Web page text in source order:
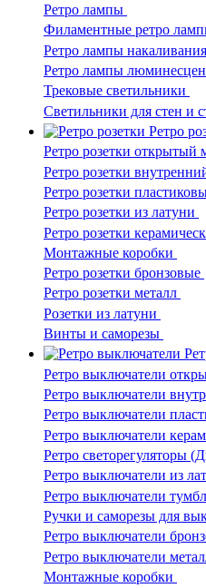
Ретро лампы
Филаментные ретро
Ретро лампы накаливания
Ретро лампы
Трековые светильники
Светильники для стен и
Ретро
Ретро розетки открытый
Ретро розетки
Ретро розетки
Ретро розетки из латуни
Ретро розетки
Монтажные коробки
Ретро розетки бронзовые
Ретро розетки металл
Розетки из латуни
Винты и саморезы
Ретро выключатели
Ретро выключатели
Ретро выключатели
Ретро выключатели
Ретро светорегуляторы
Ретро выключатели из
Ретро выключатели
Ручки и саморезы для
Ретро выключатели
Ретро выключатели
Монтажные коробки